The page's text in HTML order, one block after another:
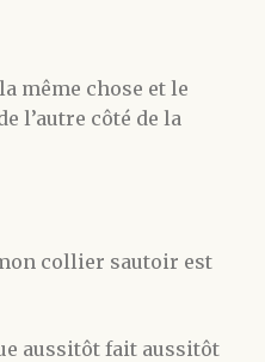
même chose et le
l’autre côté de la
collier sautoir est
aussitôt fait aussitôt